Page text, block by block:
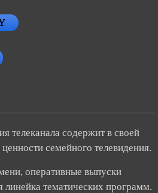
телеканала содержит в своей
семейного телевидения.
оперативные выпуски
линейка тематических программ.